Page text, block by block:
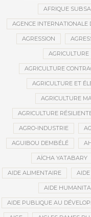
AFRIQUE
AGENCE INTERNATIONALE
AGRESSION
AGRICULTURE
AGRICULTURE
AGRICULTURE ET
AGRICULTURE
AGRICULTURE
AGRO-INDUSTRIE
AGUIBOU DEMBÉLÉ
AÏCHA YATABARY
AIDE ALIMENTAIRE
AIDE
AIDE PUBLIQUE AU